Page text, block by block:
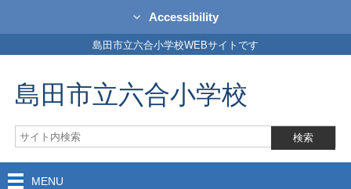
Accessibility
島田市立六合小学校WEBサイトです
島田市立六合小学校
MENU